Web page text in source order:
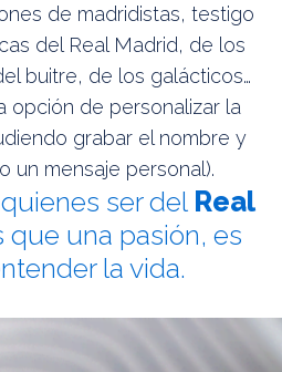
de madridistas, testigo
del Real Madrid, de los
buitre, de los galácticos…
opción de personalizar la
grabar el nombre y
un mensaje personal).
ser del Real
que una pasión, es
la vida.